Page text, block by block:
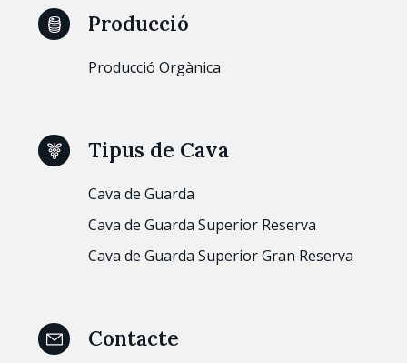
Producció
Producció Orgànica
Tipus de Cava
Cava de Guarda
Cava de Guarda Superior Reserva
Cava de Guarda Superior Gran Reserva
Contacte